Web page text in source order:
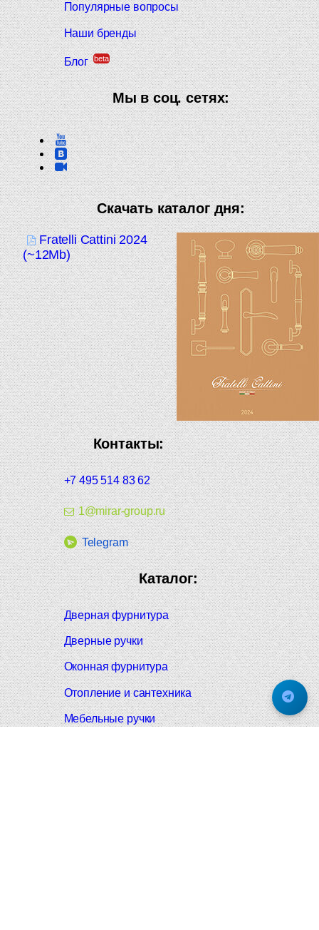
Популярные вопросы
Наши бренды
Блог beta
Мы в соц. сетях:
Скачать каталог дня:
Fratelli Cattini 2024
(~12Mb)
Контакты:
+7 495 514 83 62
1@mirar-group.ru
Telegram
Каталог:
Дверная фурнитура
Дверные ручки
Оконная фурнитура
Отопление и сантехника
Мебельные ручки